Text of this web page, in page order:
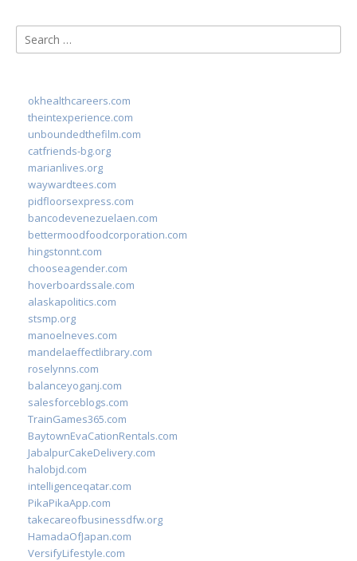
Search
for:
okhealthcareers.com
theintexperience.com
unboundedthefilm.com
catfriends-bg.org
marianlives.org
waywardtees.com
pidfloorsexpress.com
bancodevenezuelaen.com
bettermoodfoodcorporation.com
hingstonnt.com
chooseagender.com
hoverboardssale.com
alaskapolitics.com
stsmp.org
manoelneves.com
mandelaeffectlibrary.com
roselynns.com
balanceyoganj.com
salesforceblogs.com
TrainGames365.com
BaytownEvaCationRentals.com
JabalpurCakeDelivery.com
halobjd.com
intelligenceqatar.com
PikaPikaApp.com
takecareofbusinessdfw.org
HamadaOfJapan.com
VersifyLifestyle.com